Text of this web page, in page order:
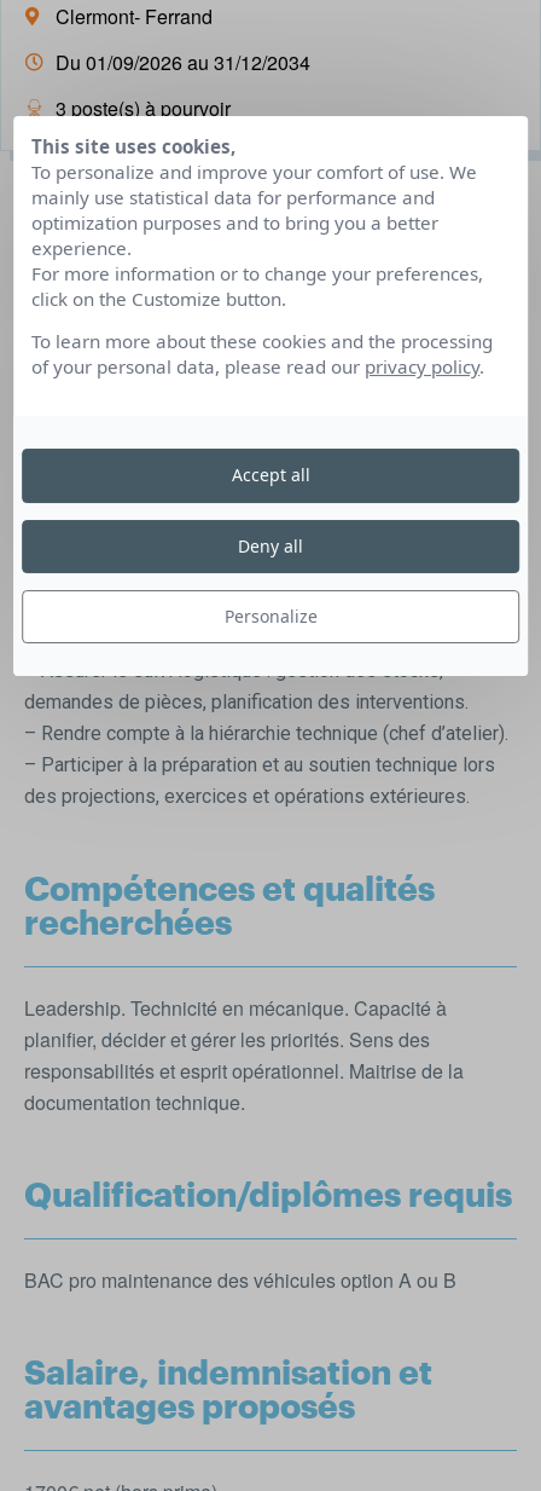
Clermont- Ferrand
Du 01/09/2026 au 31/12/2034
3 poste(s) à pourvoir
Description du poste
Le chef d’équipe maintenance supervise et coordonne
l’activité d’une cellule technique dédiée à la maintenance
des véhicules blindés du 92e RI, garantissant l’efficacité,
la sécurité et la disponibilité opérationnelle des matériels.
– Encadrer et coordonner une équipe de mécaniciens.
– Répartir les tâches de maintenance en fonction des
– Accompagner techniquement les mécaniciens
(diagnostic, réparation, expertise).
– Superviser la qualité des interventions et le respect des
normes de sécurité.
– Assurer le suivi logistique : gestion des stocks,
demandes de pièces, planification des interventions.
– Rendre compte à la hiérarchie technique (chef d’atelier).
– Participer à la préparation et au soutien technique lors
des projections, exercices et opérations extérieures.
Compétences et qualités
recherchées
Leadership. Technicité en mécanique. Capacité à
planifier, décider et gérer les priorités. Sens des
responsabilités et esprit opérationnel. Maitrise de la
documentation technique.
Qualification/diplômes requis
BAC pro maintenance des véhicules option A ou B
Salaire, indemnisation et
avantages proposés
This site uses cookies,
To personalize and improve your comfort of use. We
mainly use statistical data for performance and
optimization purposes and to bring you a better
experience.
For more information or to change your preferences,
click on the Customize button.
To learn more about these cookies and the processing
of your personal data, please read our privacy policy.
Personalize
Deny all
Accept all